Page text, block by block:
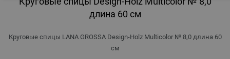
длина 60 см
Круговые спицы LANA GROSSA Design-Holz Multicolor № 8,0 длина 60
см